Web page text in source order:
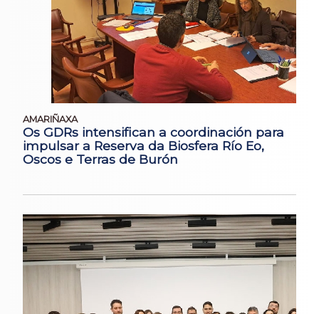
AMARIÑAXA
Os GDRs intensifican a coordinación para
impulsar a Reserva da Biosfera Río Eo,
Oscos e Terras de Burón